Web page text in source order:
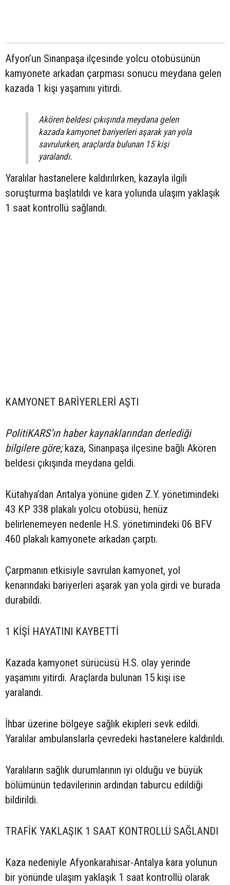
Afyon’un Sinanpaşa ilçesinde yolcu otobüsünün
kamyonete arkadan çarpması sonucu meydana gelen
kazada 1 kişi yaşamını yitirdi.
Akören beldesi çıkışında meydana gelen
kazada kamyonet bariyerleri aşarak yan yola
savrulurken, araçlarda bulunan 15 kişi
yaralandı.
Yaralılar hastanelere kaldırılırken, kazayla ilgili
soruşturma başlatıldı ve kara yolunda ulaşım yaklaşık
1 saat kontrollü sağlandı.
KAMYONET BARİYERLERİ AŞTI
PolitiKARS’ın haber kaynaklarından derlediği
bilgilere göre;kaza, Sinanpaşa ilçesine bağlı Akören
beldesi çıkışında meydana geldi.
Kütahya’dan Antalya yönüne giden Z.Y. yönetimindeki
43 KP 338 plakalı yolcu otobüsü, henüz
belirlenemeyen nedenle H.S. yönetimindeki 06 BFV
460 plakalı kamyonete arkadan çarptı.
Çarpmanın etkisiyle savrulan kamyonet, yol
kenarındaki bariyerleri aşarak yan yola girdi ve burada
durabildi.
1 KİŞİ HAYATINI KAYBETTİ
Kazada kamyonet sürücüsü H.S. olay yerinde
yaşamını yitirdi. Araçlarda bulunan 15 kişi ise
yaralandı.
İhbar üzerine bölgeye sağlık ekipleri sevk edildi.
Yaralılar ambulanslarla çevredeki hastanelere kaldırıldı.
Yaralıların sağlık durumlarının iyi olduğu ve büyük
bölümünün tedavilerinin ardından taburcu edildiği
bildirildi.
TRAFİK YAKLAŞIK 1 SAAT KONTROLLÜ SAĞLANDI
Kaza nedeniyle Afyonkarahisar-Antalya kara yolunun
bir yönünde ulaşım yaklaşık 1 saat kontrollü olarak